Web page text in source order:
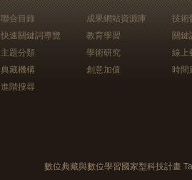
聯合目錄
快速關鍵詞導覽
主題分類
典藏機構
進階搜尋
成果網站資源庫
教育學習
學術研究
創意加值
技術
關鍵
線上
時間
數位典藏與數位學習國家型科技計畫